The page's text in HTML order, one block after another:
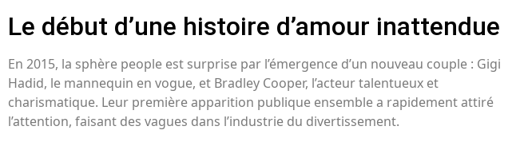
Le début d’une histoire d’amour inattendue
En 2015, la sphère people est surprise par l’émergence d’un nouveau couple : Gigi
Hadid, le mannequin en vogue, et Bradley Cooper, l’acteur talentueux et
charismatique. Leur première apparition publique ensemble a rapidement attiré
l’attention, faisant des vagues dans l’industrie du divertissement.